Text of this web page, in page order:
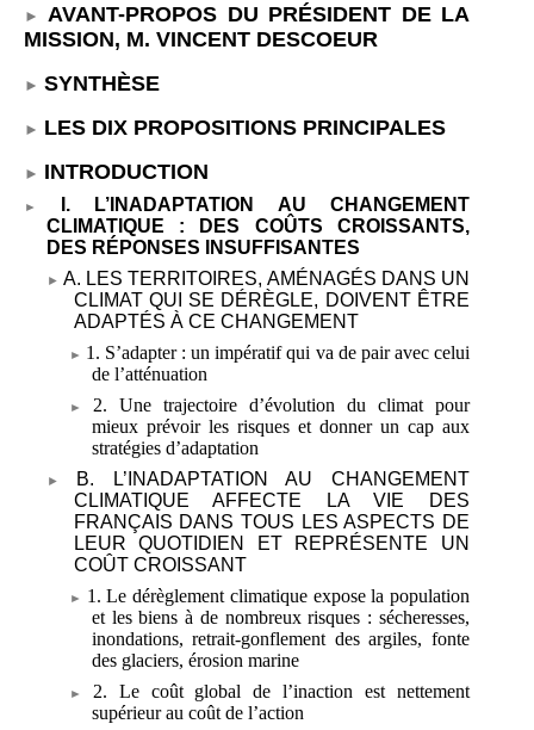
AVANT-PROPOS DU PRÉSIDENT DE LA
MISSION, M. VINCENT DESCOEUR
SYNTHÈSE
LES DIX PROPOSITIONS PRINCIPALES
INTRODUCTION
I. L’INADAPTATION AU CHANGEMENT
CLIMATIQUE
: DES COÛTS CROISSANTS,
DES RÉPONSES INSUFFISANTES
A. LES TERRITOIRES, AMÉNAGÉS DANS UN
CLIMAT QUI SE DÉRÈGLE, DOIVENT ÊTRE
ADAPTÉS À CE CHANGEMENT
1. S’adapter : un impératif qui va de pair avec celui
de l’atténuation
2. Une trajectoire d’évolution du climat pour
mieux prévoir les risques et donner un cap aux
stratégies d’adaptation
B. L’INADAPTATION AU CHANGEMENT
CLIMATIQUE AFFECTE LA VIE DES
FRANÇAIS DANS TOUS LES ASPECTS DE
LEUR QUOTIDIEN ET REPRÉSENTE UN
COÛT CROISSANT
1. Le dérèglement climatique expose la population
et les biens à de nombreux risques : sécheresses,
inondations, retrait-gonflement des argiles, fonte
des glaciers, érosion marine
2. Le coût global de l’inaction est nettement
supérieur au coût de l’action